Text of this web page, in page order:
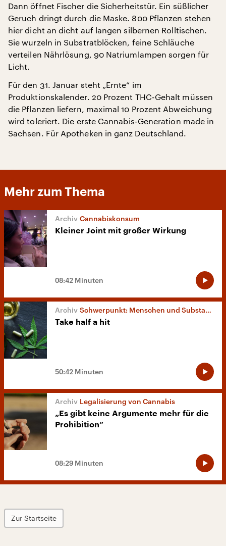
Dann öffnet Fischer die Sicherheitstür. Ein süßlicher
Geruch dringt durch die Maske. 800 Pflanzen stehen
hier dicht an dicht auf langen silbernen Rolltischen.
Sie wurzeln in Substratblöcken, feine Schläuche
verteilen Nährlösung, 90 Natriumlampen sorgen für
Licht.
Für den 31. Januar steht „Ernte“ im
Produktionskalender. 20 Prozent THC-Gehalt müssen
die Pflanzen liefern, maximal 10 Prozent Abweichung
wird toleriert. Die erste Cannabis-Generation made in
Sachsen. Für Apotheken in ganz Deutschland.
Mehr zum Thema
Cannabiskonsum
Kleiner Joint mit großer Wirkung
08:42 Minuten
Schwerpunkt: Menschen und Substanzen
Take half a hit
50:42 Minuten
Legalisierung von Cannabis
„Es gibt keine Argumente mehr für die
Prohibition“
08:29 Minuten
Zur Startseite